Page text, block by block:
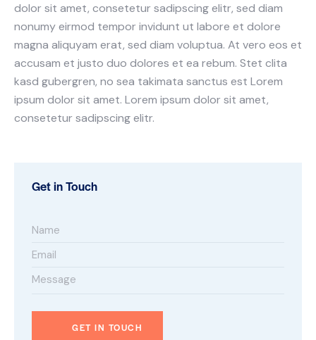
dolor sit amet, consetetur sadipscing elitr, sed diam
nonumy eirmod tempor invidunt ut labore et dolore
magna aliquyam erat, sed diam voluptua. At vero eos et
accusam et justo duo dolores et ea rebum. Stet clita
kasd gubergren, no sea takimata sanctus est Lorem
ipsum dolor sit amet. Lorem ipsum dolor sit amet,
consetetur sadipscing elitr.
Get in Touch